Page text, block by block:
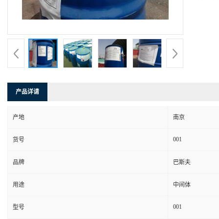
产品详请
产地 南京
货号 001
品牌 巴斯夫
用途 中间体
型号 001